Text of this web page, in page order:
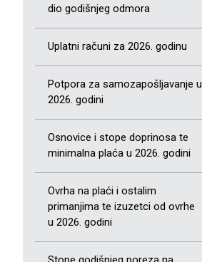
dio godišnjeg odmora
Uplatni računi za 2026. godinu
Potpora za samozapošljavanje u
2026. godini
Osnovice i stope doprinosa te
minimalna plaća u 2026. godini
Ovrha na plaći i ostalim
primanjima te izuzetci od ovrhe
u 2026. godini